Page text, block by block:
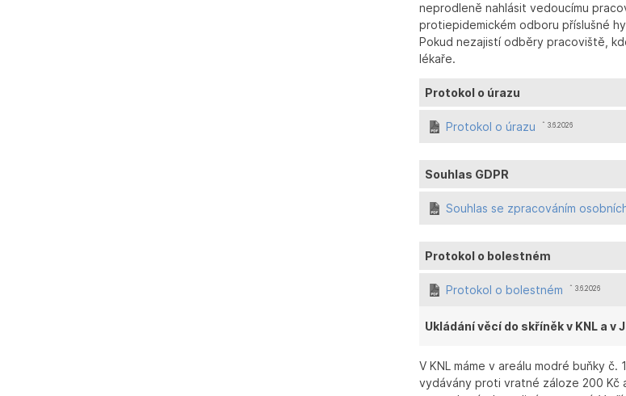
neprodleně nahlásit vedoucímu
protiepidemickém odboru příslušné
Pokud nezajistí odběry pracoviště,
lékaře.
Protokol o úrazu
Protokol o úrazu ˆ 3.6.2026
Souhlas GDPR
Souhlas se zpracováním
Protokol o bolestném
Protokol o bolestném ˆ 3.6.2026
Ukládání věcí do skříněk v KNL a v
V KNL máme v areálu modré buňky č.
vydávány proti vratné záloze 200 Kč